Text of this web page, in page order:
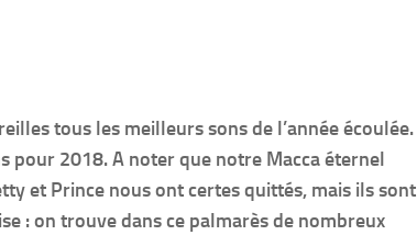
tous les meilleurs sons de l’année écoulée.
pour 2018. A noter que notre Macca éternel
et Prince nous ont certes quittés, mais ils sont
: on trouve dans ce palmarès de nombreux